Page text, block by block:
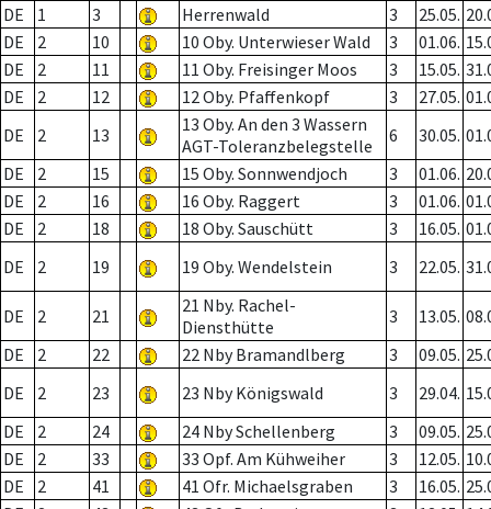
DE
1 3 Herrenwald 3 25.05.
DE
2 10 10 Oby. Unterwieser Wald 3 01.06.
DE
2 11 11 Oby. Freisinger Moos 3 15.05.
DE
2 12 12 Oby. Pfaffenkopf 3 27.05.
DE
2 13
13 Oby. An den 3 Wassern
AGT-Toleranzbelegstelle
6 30.05.
DE
2 15 15 Oby. Sonnwendjoch 3 01.06.
DE
2 16 16 Oby. Raggert 3 01.06.
DE
2 18 18 Oby. Sauschütt 3 16.05.
DE
2 19 19 Oby. Wendelstein 3 22.05.
DE 2 21
21 Nby. Rachel-
Diensthütte
3 13.05.
DE
2 22 22 Nby Bramandlberg 3 09.05.
DE
2 23 23 Nby Königswald 3 29.04.
DE
2 24 24 Nby Schellenberg 3 09.05.
DE
2 33 33 Opf. Am Kühweiher 3 12.05.
DE
2 41 41 Ofr. Michaelsgraben 3 16.05.